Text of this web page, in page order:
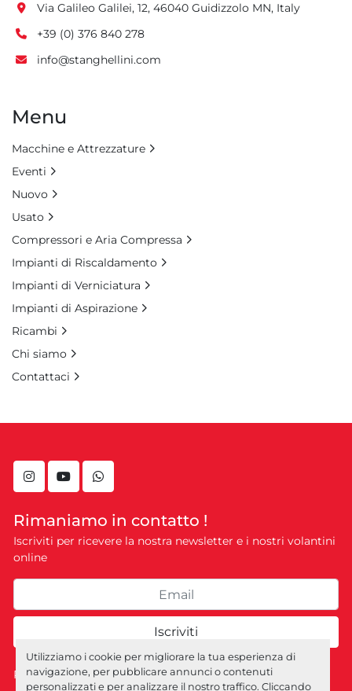
Utilizziamo i cookie per migliorare la tua esperienza di
navigazione, per pubblicare annunci o contenuti
personalizzati e per analizzare il nostro traffico. Cliccando
instagramyoutubewhatsapp
Rimaniamo in contatto !
Iscriviti per ricevere la nostra newsletter e i nostri volantini
online
Iscriviti
Personalizza le preferenze sui Cookies
Via Galileo Galilei, 12, 46040 Guidizzolo MN, Italy
+39 (0) 376 840 278
info@stanghellini.com
Menu
Macchine e Attrezzature
Eventi
Nuovo
Usato
Compressori e Aria Compressa
Impianti di Riscaldamento
Impianti di Verniciatura
Impianti di Aspirazione
Ricambi
Chi siamo
Contattaci